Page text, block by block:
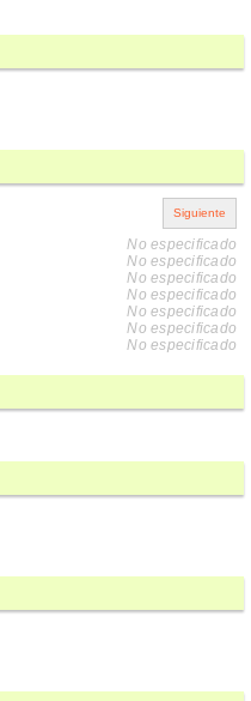
No especificado
No especificado
No especificado
No especificado
No especificado
No especificado
No especificado